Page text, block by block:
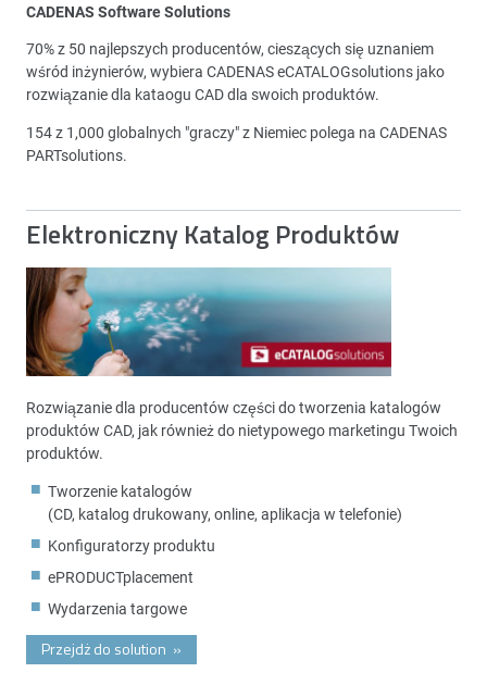
CADENAS Software Solutions
70% z 50 najlepszych producentów, cieszących się uznaniem
wśród inżynierów, wybiera CADENAS eCATALOGsolutions jako
rozwiązanie dla kataogu CAD dla swoich produktów.
154 z 1,000 globalnych "graczy" z Niemiec polega na CADENAS
PARTsolutions.
Elektroniczny Katalog Produktów
Rozwiązanie dla producentów części do tworzenia katalogów
produktów CAD, jak również do nietypowego marketingu Twoich
produktów.
Tworzenie katalogów
(CD, katalog drukowany, online, aplikacja w telefonie)
Konfiguratorzy produktu
ePRODUCTplacement
Wydarzenia targowe
Przejdż do solution »